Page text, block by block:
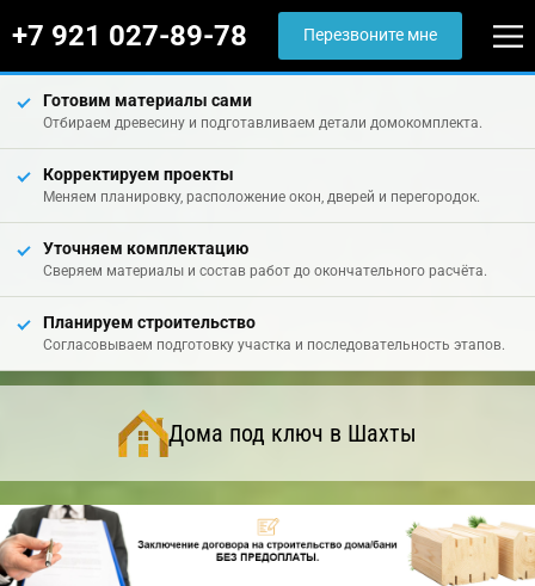
+7 921 027-89-78 Перезвоните мне
Готовим материалы сами
Отбираем древесину и подготавливаем детали домокомплекта.
Корректируем проекты
Меняем планировку, расположение окон, дверей и перегородок.
Уточняем комплектацию
Сверяем материалы и состав работ до окончательного расчёта.
Планируем строительство
Согласовываем подготовку участка и последовательность этапов.
Дома под ключ в Шахты